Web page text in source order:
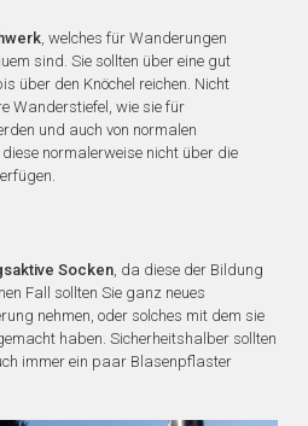
, welches für Wanderungen
sind. Sie sollten über eine gut
über den Knöchel reichen. Nicht
Wanderstiefel, wie sie für
und auch von normalen
normalerweise nicht über die
Socken, da diese der Bildung
Fall sollten Sie ganz neues
nehmen, oder solches mit dem sie
haben. Sicherheitshalber sollten
immer ein paar Blasenpflaster